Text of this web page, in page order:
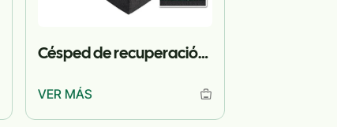
Césped de recuperación de alta elasticidad
VER MÁS